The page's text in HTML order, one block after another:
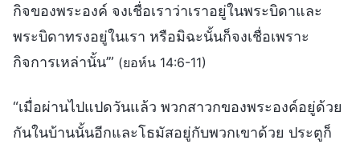
กิจของพระองค์ จงเชื่อเราว่าเราอยู่ในพระบิดาและ
พระบิดาทรงอยู่ในเรา หรือมิฉะนั้นก็จงเชื่อเพราะ
กิจการเหล่านั้น’” (ยอห์น 14:6-11)
“เมื่อผ่านไปแปดวันแล้ว พวกสาวกของพระองค์อยู่ด้วย
กันในบ้านนั้นอีกและโธมัสอยู่กับพวกเขาด้วย ประตูก็